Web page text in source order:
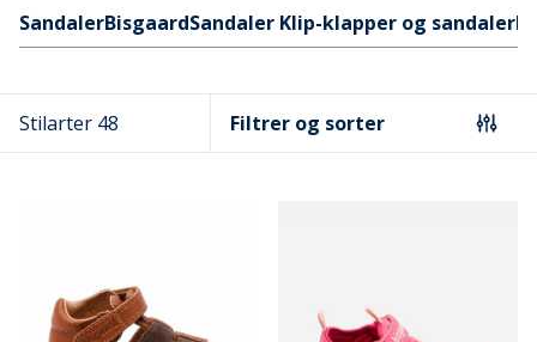
Hurtige links
SandalerBisgaardSandaler Klip-klapper og sandaler
Stilarter 48 Filtrer og sorter